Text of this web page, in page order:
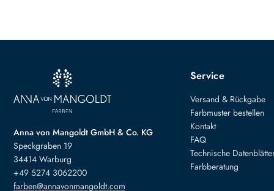
Anna von Mangoldt GmbH & Co. KG
Speckgraben 19
34414 Warburg
+49 5274 3062200
farben@annavonmangoldt.com
Service
Versand & Rückgabe
Farbmuster bestellen
Kontakt
FAQ
Technische
Farbberatung